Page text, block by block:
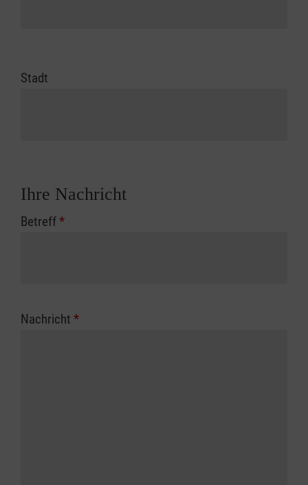
Stadt
Ihre Nachricht
Betreff*
Nachricht *